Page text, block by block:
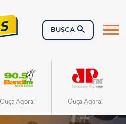
Ouça Agora! Ouça Agora!